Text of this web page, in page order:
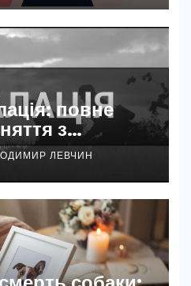
повне
з
ЛЕВЧИН
собаки: